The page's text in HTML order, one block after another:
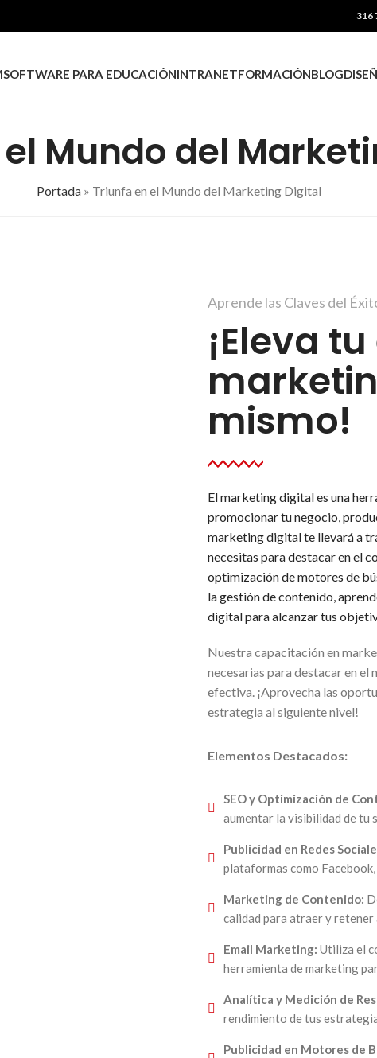
316
SOFTWARE PARA EDUCACIÓNINTRANETFORMACIÓNBLOG
Mundo del
Portada » Triunfa en el Mundo del Marketing Digital
Aprende las Claves del
¡Eleva
mismo!
El marketing digital es una
promocionar tu negocio,
marketing digital te llevará a
necesitas para destacar en el
optimización de motores de
la gestión de contenido,
digital para alcanzar tus
Nuestra capacitación en
necesarias para destacar en el
efectiva. ¡Aprovecha las
estrategia al siguiente nivel!
Elementos Destacados:
SEO y Optimización de
aumentar la visibilidad de tu
Publicidad en Redes
plataformas como
Marketing de Contenido:
calidad para atraer y retener
Email Marketing: Utiliza el
herramienta de marketing
Analítica y Medición de
rendimiento de tus
Publicidad en Motores de